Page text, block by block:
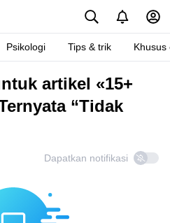
Psikologi Tips & trik Khusus
artikel «15+
“Tidak
Dapatkan notifikasi